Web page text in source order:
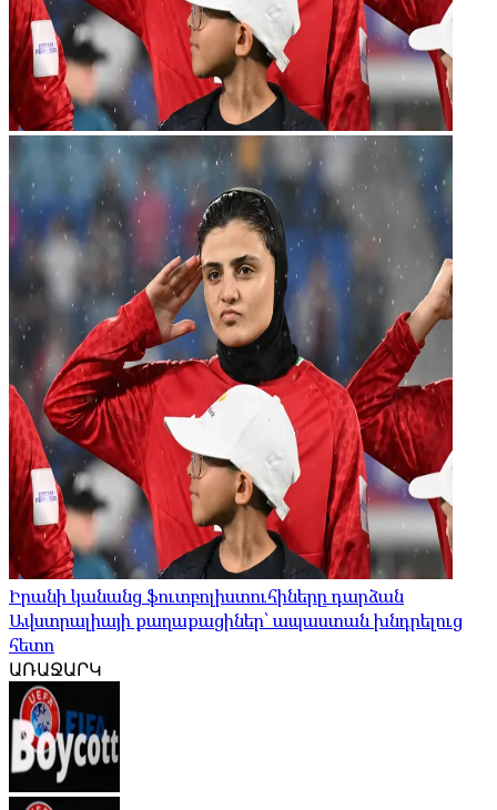
Իրանի կանանց ֆուտբոլիստուհիները դարձան
Ավստրալիայի քաղաքացիներ՝ ապաստան խնդրելուց
հետո
ԱՌԱՋԱՐԿ